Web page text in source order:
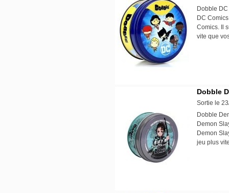
Dobble
DC
Comics. Il
vite que
Dobble
Sortie le
Dobble
Demon
Demon
jeu plus